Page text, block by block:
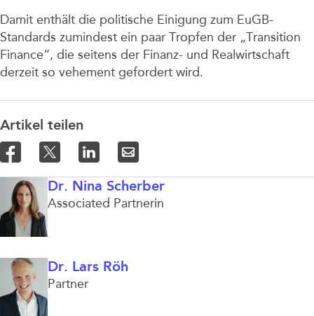
Damit enthält die politische Einigung zum EuGB-
Standards zumindest ein paar Tropfen der „Transition
Finance“, die seitens der Finanz- und Realwirtschaft
derzeit so vehement gefordert wird.
Artikel teilen
Dr. Nina Scherber
Associated Partnerin
Dr. Lars Röh
Partner